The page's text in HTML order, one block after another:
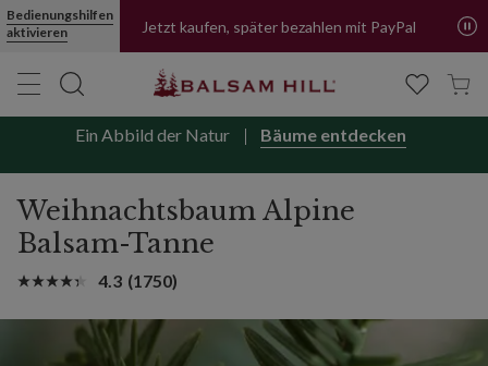
Bedienungshilfen
aktivieren
Jetzt kaufen, später bezahlen mit PayPal
Ein Abbild der Natur Bäume entdecken
Weihnachtsbaum Alpine
Balsam-Tanne
4.3 (1750)